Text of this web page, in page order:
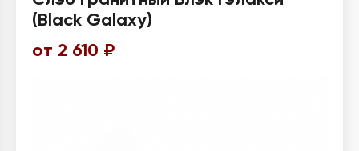
(Black Galaxy)
от 2 610 ₽